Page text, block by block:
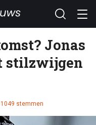
Jonas
stilzwijgen
1049 stemmen